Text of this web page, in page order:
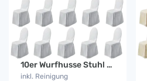
10er Wurfhusse Stuhl weiß
inkl. Reinigung